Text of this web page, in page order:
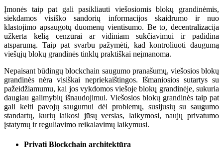
Įmonės taip pat gali pasikliauti viešosiomis blokų grandinėmis,
siekdamos visiško sandorių informacijos skaidrumo ir nuo
klastojimo apsaugotų duomenų vientisumo. Be to, decentralizacija
užkerta kelią cenzūrai ar vidiniam sukčiavimui ir padidina
atsparumą. Taip pat svarbu pažymėti, kad kontroliuoti daugumą
viešųjų blokų grandinės tinklų praktiškai neįmanoma.
Nepaisant būdingų blockchain saugumo pranašumų, viešosios blokų
grandinės nėra visiškai nepriekaištingos. Išmaniosios sutartys su
pažeidžiamumu, kai jos vykdomos viešoje blokų grandinėje, sukuria
daugiau galimybių išnaudojimui. Viešosios blokų grandinės taip pat
gali kelti pavojų saugumui dėl problemų, susijusių su saugumo
standartų, kurių laikosi jūsų verslas, laikymosi, naujų privatumo
įstatymų ir reguliavimo reikalavimų laikymusi.
Privati ​​Blockchain architektūra